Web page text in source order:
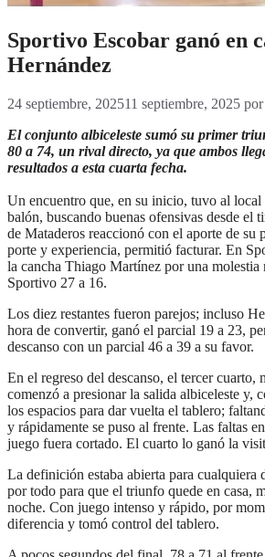
Sportivo Escobar ganó en
Hernández
24 septiembre, 202511 septiembre, 2025 por
El conjunto albiceleste sumó su primer
80 a 74, un rival directo, ya que ambos
resultados a esta cuarta fecha.
Un encuentro que, en su inicio, tuvo al
balón, buscando buenas ofensivas desde
de Mataderos reaccionó con el aporte de
porte y experiencia, permitió facturar. En
la cancha Thiago Martínez por una
Sportivo 27 a 16.
Los diez restantes fueron parejos; incluso
hora de convertir, ganó el parcial 19 a 23,
descanso con un parcial 46 a 39 a su favor.
En el regreso del descanso, el tercer
comenzó a presionar la salida albiceleste y,
los espacios para dar vuelta el tablero;
y rápidamente se puso al frente. Las faltas
juego fuera cortado. El cuarto lo ganó la
La definición estaba abierta para
por todo para que el triunfo quede en casa,
noche. Con juego intenso y rápido, por
diferencia y tomó control del tablero.